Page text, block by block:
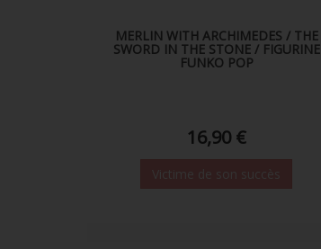
MERLIN WITH ARCHIMEDES / THE
SWORD IN THE STONE / FIGURINE
FUNKO POP
16,90 €